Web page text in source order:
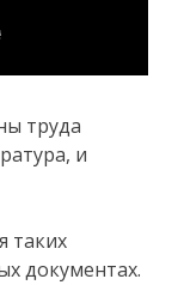
труда
и
таких
документах.